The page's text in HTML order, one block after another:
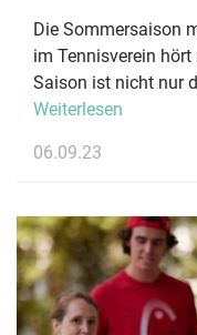
Die Sommersaison
im Tennisverein
Saison ist nicht nur
Niederlagen zu
optimal auf die
geben, die du in der
deinem Team
Spieler:innen und
leistungsstarke
zu sammeln und
Weiterlesen
06.09.23